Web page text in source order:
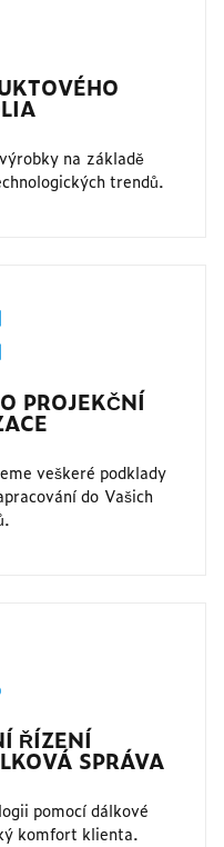
na základě
trendů.
PROJEKČNÍ
veškeré podklady
do Vašich
ŘÍZENÍ
SPRÁVA
pomocí dálkové
komfort klienta.